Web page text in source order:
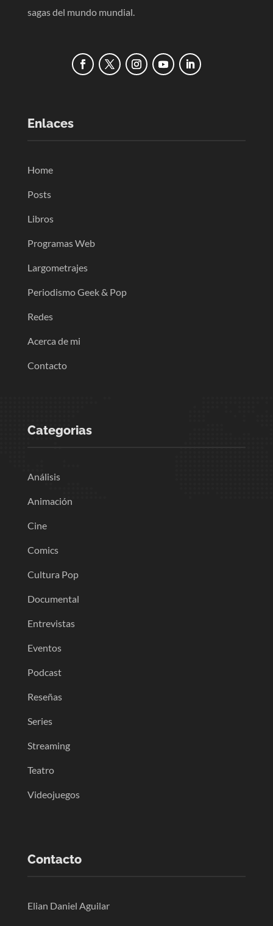
sagas del mundo mundial.
Enlaces
Home
Posts
Libros
Programas Web
Largometrajes
Periodismo Geek & Pop
Redes
Acerca de mi
Contacto
Categorias
Análisis
Animación
Cine
Comics
Cultura Pop
Documental
Entrevistas
Eventos
Podcast
Reseñas
Series
Streaming
Teatro
Videojuegos
Contacto
Elian Daniel Aguilar